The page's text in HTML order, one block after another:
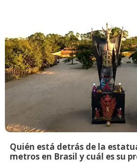
Quién está detrás de la
metros en Brasil y cuál es su